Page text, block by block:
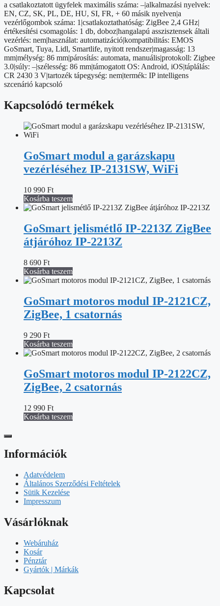
mennyiség
a csatlakoztatott ügyfelek maximális száma: –|alkalmazási nyelvek:
EN, CZ, SK, PL, DE, HU, SI, FR, + 60 másik nyelven|a
vezérlőgombok száma: 1|csatlakoztathatóság: ZigBee 2,4 GHz|
értékesítési csomagolás: 1 db, doboz|hangalapú asszisztensek általi
vezérlés: nem|használat: automatizáció|kompatibilitás: EMOS
GoSmart, Tuya, Lidl, Smartlife, nyitott rendszer|magasság: 13
mm|mélység: 86 mm|párosítás: automata, manuális|protokoll: Zigbee
3.0|súly: –|szélesség: 86 mm|támogatott OS: Android, iOS|táplálás:
CR 2430 3 V|tartozék tápegység: nem|termék: IP intelligens
szcenárió kapcsoló
Kapcsolódó termékek
GoSmart modul a garázskapu
vezérléséhez IP-2131SW, WiFi
10 990 Ft
Kosárba teszem
GoSmart jelismétlő IP-2213Z ZigBee
átjáróhoz IP-2213Z
8 690 Ft
Kosárba teszem
GoSmart motoros modul IP-2121CZ,
ZigBee, 1 csatornás
9 290 Ft
Kosárba teszem
GoSmart motoros modul IP-2122CZ,
ZigBee, 2 csatornás
12 990 Ft
Kosárba teszem
Információk
Adatvédelem
Általános Szerződési Feltételek
Sütik Kezelése
Impresszum
Vásárlóknak
Webáruház
Kosár
Pénztár
Gyártók | Márkák
Kapcsolat